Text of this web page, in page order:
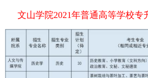
文山学院2021年普通高等学校专